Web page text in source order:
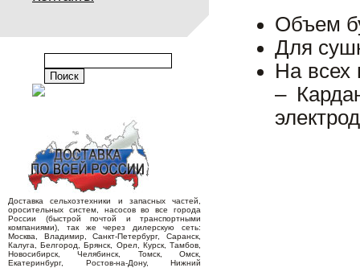
Доставка сельхозтехники и запасных частей,
оросительных систем, насосов во все города
России (быстрой почтой и транспортными
компаниями), так же через дилерскую сеть:
Москва, Владимир, Санкт-Петербург, Саранск,
Калуга, Белгород, Брянск, Орел, Курск, Тамбов,
Новосибирск, Челябинск, Томск, Омск,
Екатеринбург, Ростов-на-Дону, Нижний
Объем
Для
На всех
–